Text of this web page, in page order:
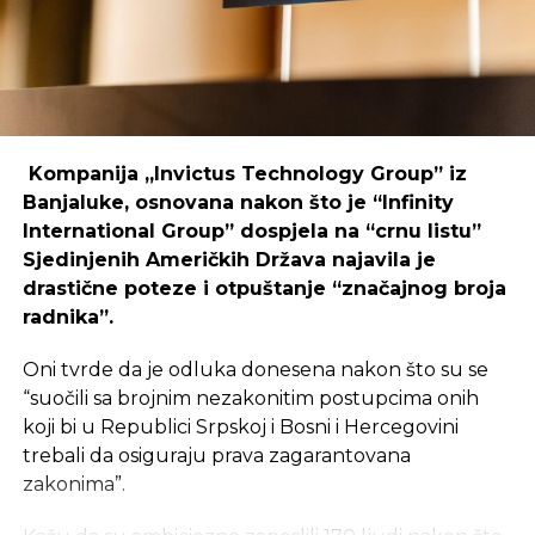
održivost ovakvih inicijativa.
Ulaganje u coworking prostor u Čapljini moglo bi
postati ključan korak prema stvaranju napredne
poslovne klime, privlačenju novih profesionalaca te
nove projekte i lokalnu ekonomiju.
Kompanija „Invictus Technology Group” iz
Banjaluke, osnovana nakon što je “Infinity
International Group” dospjela na “crnu listu”
Sjedinjenih Američkih Država najavila je
drastične poteze i otpuštanje “značajnog broja
radnika”.
Oni tvrde da je odluka donesena nakon što su se
“suočili sa brojnim nezakonitim postupcima onih
koji bi u Republici Srpskoj i Bosni i Hercegovini
trebali da osiguraju prava zagarantovana
zakonima”.